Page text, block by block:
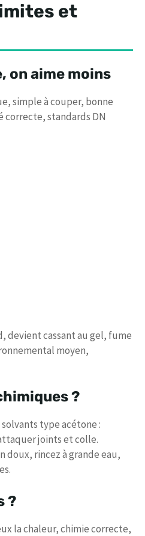
et
on aime moins
simple à couper, bonne
standards DN
devient cassant au gel, fume
moyen,
?
type acétone :
joints et colle.
rincez à grande eau,
?
la chaleur, chimie correcte,